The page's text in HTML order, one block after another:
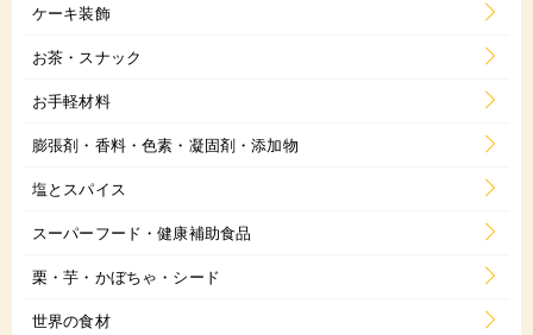
ケーキ装飾
お茶・スナック
お手軽材料
膨張剤・香料・色素・凝固剤・添加物
塩とスパイス
スーパーフード・健康補助食品
栗・芋・かぼちゃ・シード
世界の食材